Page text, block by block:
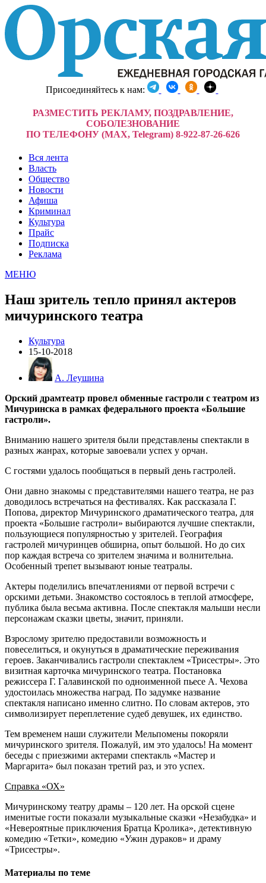
Присоединяйтесь к нам:
РАЗМЕСТИТЬ РЕКЛАМУ, ПОЗДРАВЛЕНИЕ,
СОБОЛЕЗНОВАНИЕ
ПО ТЕЛЕФОНУ (MAX, Telegram) 8-922-87-26-626
Вся лента
Власть
Общество
Новости
Афиша
Криминал
Культура
Прайс
Подписка
Реклама
МЕНЮ
Наш зритель тепло принял актеров
мичуринского театра
Культура
15-10-2018
А. Леушина
Орский драмтеатр провел обменные гастроли с театром из
Мичуринска в рамках федерального проекта «Большие
гастроли».
Вниманию нашего зрителя были представлены спектакли в
разных жанрах, которые завоевали успех у орчан.
С гостями удалось пообщаться в первый день гастролей.
Они давно знакомы с представителями нашего театра, не раз
доводилось встречаться на фестивалях. Как рассказала Г.
Попова, директор Мичуринского драматического театра, для
проекта «Большие гастроли» выбираются лучшие спектакли,
пользующиеся популярностью у зрителей. География
гастролей мичуринцев обширна, опыт большой. Но до сих
пор каждая встреча со зрителем значима и волнительна.
Особенный трепет вызывают юные театралы.
Актеры поделились впечатлениями от первой встречи с
орскими детьми. Знакомство состоялось в теплой атмосфере,
публика была весьма активна. После спектакля малыши несли
персонажам сказки цветы, значит, приняли.
Взрослому зрителю предоставили возможность и
повеселиться, и окунуться в драматические переживания
героев. Заканчивались гастроли спектаклем «Трисестры». Это
визитная карточка мичуринского театра. Постановка
режиссера Г. Галавинской по одноименной пьесе А. Чехова
удостоилась множества наград. По задумке название
спектакля написано именно слитно. По словам актеров, это
символизирует переплетение судеб девушек, их единство.
Тем временем наши служители Мельпомены покоряли
мичуринского зрителя. Пожалуй, им это удалось! На момент
беседы с приезжими актерами спектакль «Мастер и
Маргарита» был показан третий раз, и это успех.
Справка «ОХ»
Мичуринскому театру драмы – 120 лет. На орской сцене
именитые гости показали музыкальные сказки «Незабудка» и
«Невероятные приключения Братца Кролика», детективную
комедию «Тетки», комедию «Ужин дураков» и драму
«Трисестры».
Материалы по теме